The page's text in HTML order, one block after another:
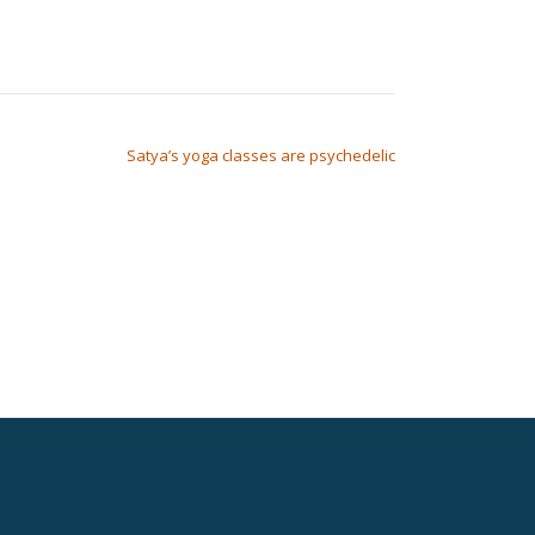
Satya’s yoga classes are psychedelic